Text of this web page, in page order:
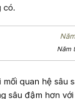
có.
Năm
quan hệ sâu
sâu đậm hơn